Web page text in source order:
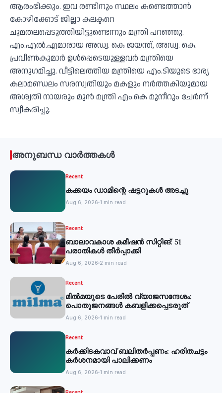
ആരംഭിക്കും. ഇവ രണ്ടിനും സ്ഥലം കണ്ടെത്താന്‍
കോഴിക്കോട് ജില്ലാ കലക്ടറെ
ചുമതലപ്പെടുത്തിയിട്ടുണ്ടെന്നും മന്ത്രി പറഞ്ഞു.
എം.എല്‍.എമാരായ അഡ്വ. കെ ജയന്ത്, അഡ്വ. കെ.
പ്രവീണ്‍കുമാര്‍ ഉള്‍പ്പെടെയുള്ളവര്‍ മന്ത്രിയെ
അനുഗമിച്ചു. വീട്ടിലെത്തിയ മന്ത്രിയെ എം.ടിയുടെ ഭാര്യ
കലാമണ്ഡലം സരസ്വതിയും മകളും നര്‍ത്തകിയുമായ
അശ്വതി നായരും മുന്‍ മന്ത്രി എം.കെ മുനീറും ചേര്‍ന്ന്
സ്വീകരിച്ചു.
അനുബന്ധ വാർത്തകൾ
Recent
കക്കയം ഡാമിന്റെ ഷട്ടറുകള്‍ അടച്ചു
Aug 6, 2026 1 min read
Recent
ബാലാവകാശ കമീഷന്‍ സിറ്റിങ്: 51
പരാതികള്‍ തീര്‍പ്പാക്കി
Aug 6, 2026 2 min read
Recent
മില്‍മയുടെ പേരില്‍ വ്യാജസന്ദേശം:
പൊതുജനങ്ങള്‍ കബളിക്കപ്പെടരുത്
Aug 6, 2026 1 min read
Recent
കര്‍ക്കിടകവാവ് ബലിതര്‍പ്പണം: ഹരിതചട്ടം
കര്‍ശനമായി പാലിക്കണം
Aug 6, 2026 1 min read